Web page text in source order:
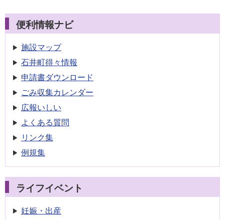
便利情報ナビ
施設マップ
石井町得々情報
申請書ダウンロード
ごみ収集カレンダー
広報いしい
よくある質問
リンク集
例規集
ライフイベント
妊娠・出産